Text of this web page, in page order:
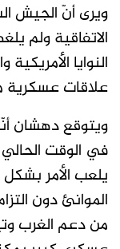
ويرى أنّ الجيش
الاتفاقية ولم
النوايا
علاقات عسكرية
ويتوقع دهشان
في الوقت
يلعب الأمر
الموانئ دون
من دعم الغرب